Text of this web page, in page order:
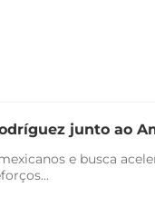
junto ao
e busca